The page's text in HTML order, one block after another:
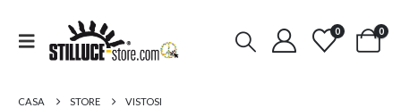
0 0
CASA STORE VISTOSI